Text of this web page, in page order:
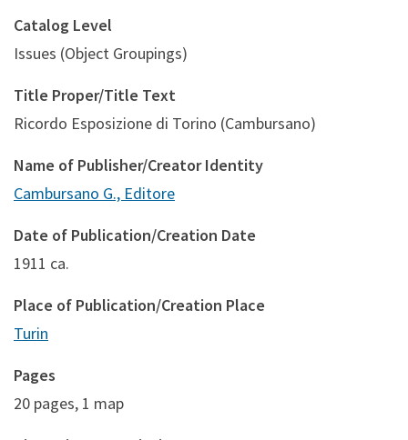
Catalog Level
Issues (Object Groupings)
Title Proper/Title Text
Ricordo Esposizione di Torino (Cambursano)
Name of Publisher/Creator Identity
Cambursano G., Editore
Date of Publication/Creation Date
1911 ca.
Place of Publication/Creation Place
Turin
Pages
20 pages, 1 map